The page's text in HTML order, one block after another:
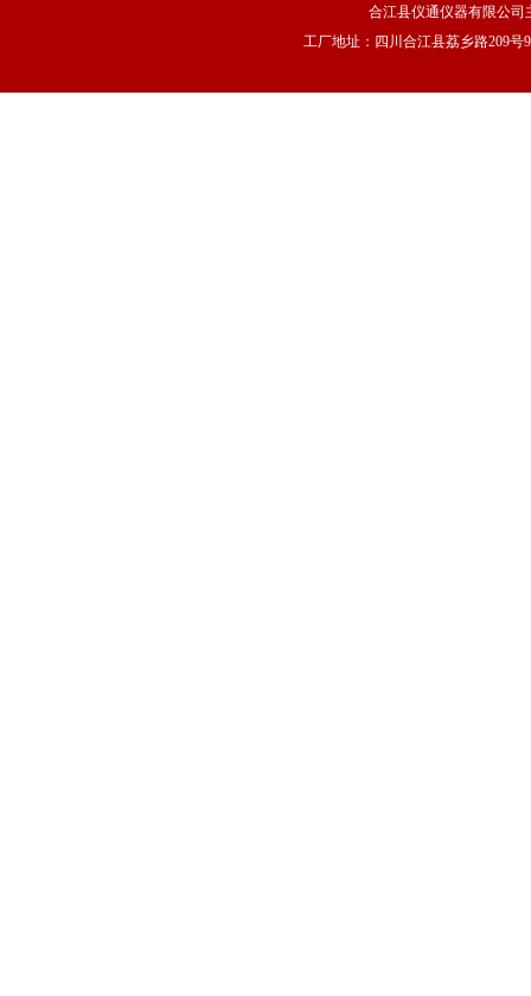
合江县仪通仪器有限公司
工厂地址：四川合江县荔乡路209